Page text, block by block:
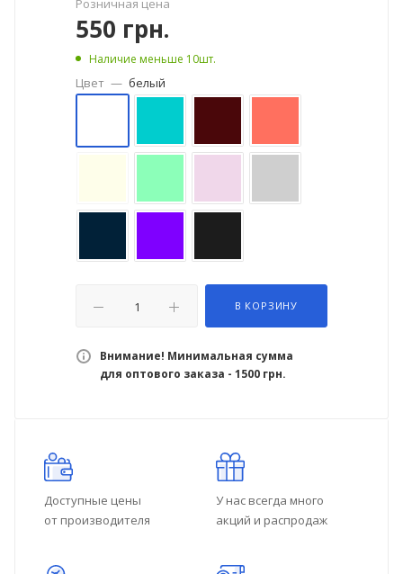
Розничная цена
550 грн.
Наличие меньше 10шт.
Цвет — белый
В КОРЗИНУ
Внимание! Минимальная сумма
для оптового заказа - 1500 грн.
Доступные цены
от производителя
У нас всегда много
акций и распродаж